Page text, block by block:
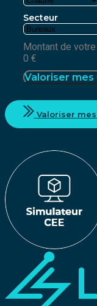
Secteur
Montant de
0 €
Valoriser mes
Valoriser mes